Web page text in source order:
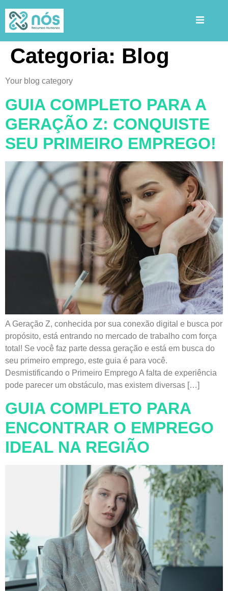
Categoria: Blog
Your blog category
GUIA COMPLETO PARA A
GERAÇÃO Z: CONQUISTE
SEU PRIMEIRO EMPREGO!
A Geração Z, conhecida por sua conexão digital e busca por
propósito, está entrando no mercado de trabalho com força
total! Se você faz parte dessa geração e está em busca do
seu primeiro emprego, este guia é para você.
Desmistificando o Primeiro Emprego A falta de experiência
pode parecer um obstáculo, mas existem diversas […]
GUIA COMPLETO PARA
ENCONTRAR O EMPREGO
IDEAL NA REGIÃO